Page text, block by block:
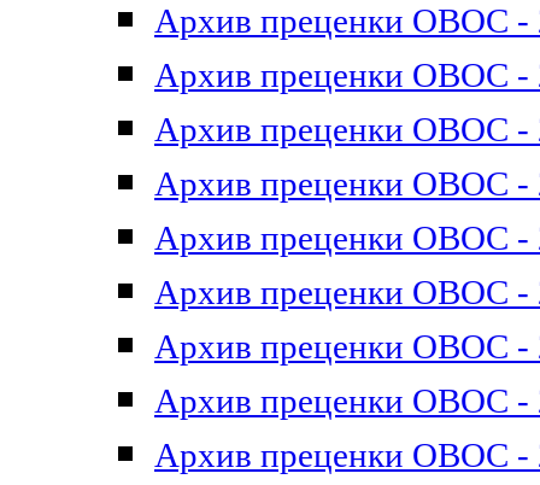
Архив преценки ОВОС -
Архив преценки ОВОС -
Архив преценки ОВОС -
Архив преценки ОВОС -
Архив преценки ОВОС -
Архив преценки ОВОС -
Архив преценки ОВОС -
Архив преценки ОВОС -
Архив преценки ОВОС -